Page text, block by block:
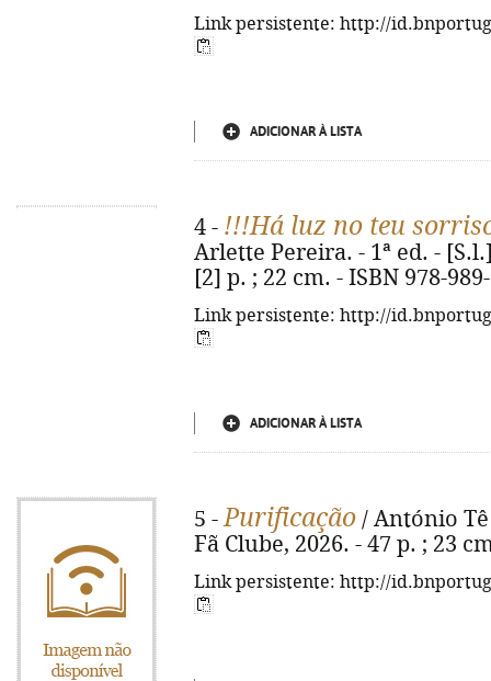
Link persistente: http://
ADICIONAR À LISTA
4 - !!!Há luz no teu
Arlette Pereira. - 1ª ed. -
[2] p. ; 22 cm. - ISBN 978-
Link persistente: http://
ADICIONAR À LISTA
5 -Purificação / António Tê
Fã Clube, 2026. - 47 p. ; 23
Link persistente: http://